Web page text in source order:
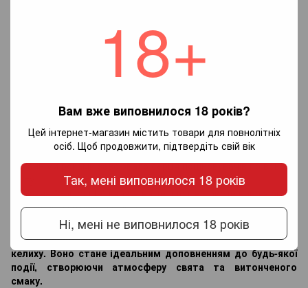
18+
Вам вже виповнилося 18 років?
Цей інтернет-магазин містить товари для повнолітніх
осіб. Щоб продовжити, підтвердіть свій вік
Так, мені виповнилося 18 років
Ні, мені не виповнилося 18 років
спеціалізується на створенні високоякісного просекко. Вина
Borgo San Leo славляться своєю чистотою, яскравістю
смаку та доступністю, що робить їх популярним вибором як
для святкових заходів, так і для щоденного вжитку.
🥂 Borgo San Leo Prosecco Spumante Brut отримало високу
елегантність і баланс.
🥂 Просекко – найпопулярніше ігристе вино Італії, яке
останніми роками завоювало серця поціновувачів по всьому
🥂 Назва "Spumante" вказує на те, що це ігристе вино з більш
вираженою і стійкою піною.
Borgo San Leo Prosecco Spumante Brut – це вишукане
ігристе вино, яке дарує радість та легкість у кожному
келиху. Воно стане ідеальним доповненням до будь-якої
події, створюючи атмосферу свята та витонченого
смаку.